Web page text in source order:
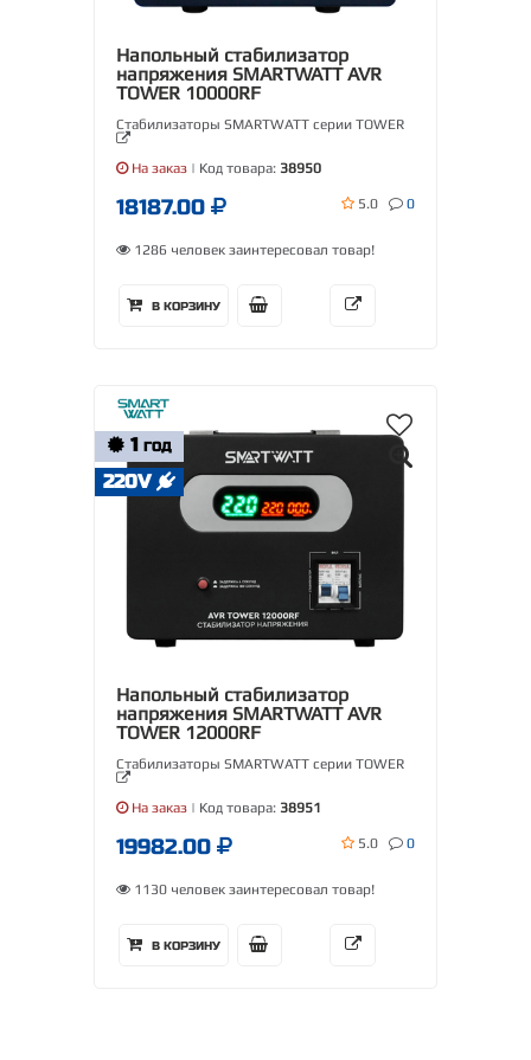
Напольный стабилизатор
напряжения SMARTWATT AVR
TOWER 10000RF
Стабилизаторы SMARTWATT серии TOWER
На заказ | Код товара: 38950
18187.00 5.0 0
1286 человек заинтересовал товар!
В КОРЗИНУ
1 ГОД
220V
Напольный стабилизатор
напряжения SMARTWATT AVR
TOWER 12000RF
Стабилизаторы SMARTWATT серии TOWER
На заказ | Код товара: 38951
19982.00 5.0 0
1130 человек заинтересовал товар!
В КОРЗИНУ